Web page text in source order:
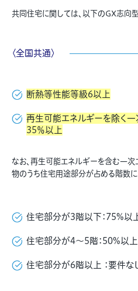
共同住宅に関しては、以下のGX志向
〈全国共通〉
断熱等性能等級6以上
再生可能エネルギーを除く
35％以上
なお、再生可能エネルギーを含む一
物のうち住宅用途部分が占める階数に
住宅部分が3階以下：75%以
住宅部分が4～5階：50%以上
住宅部分が6階以上 ：要件な